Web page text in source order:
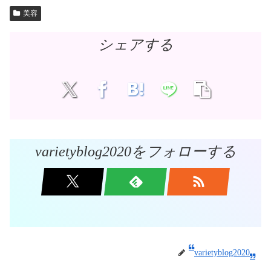
美容
シェアする
varietyblog2020をフォローする
varietyblog2020